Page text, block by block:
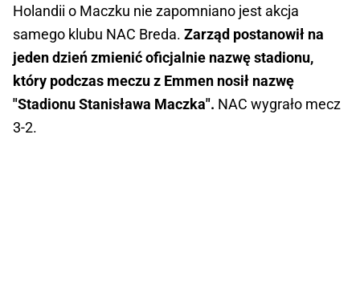
Holandii o Maczku nie zapomniano jest akcja
samego klubu NAC Breda. Zarząd postanowił na
jeden dzień zmienić oficjalnie nazwę stadionu,
który podczas meczu z Emmen nosił nazwę
"Stadionu Stanisława Maczka". NAC wygrało mecz
3-2.